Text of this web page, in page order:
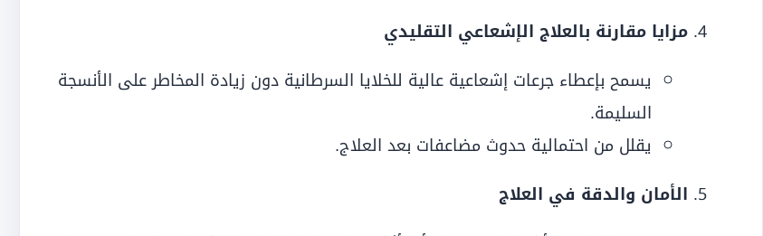
مزايا مقارنة بالعلاج الإشعاعي التقليدي
يسمح بإعطاء جرعات إشعاعية عالية للخلايا السرطانية دون زيادة المخاطر على الأنسجة
السليمة.
يقلل من احتمالية حدوث مضاعفات بعد العلاج.
الأمان والدقة في العلاج